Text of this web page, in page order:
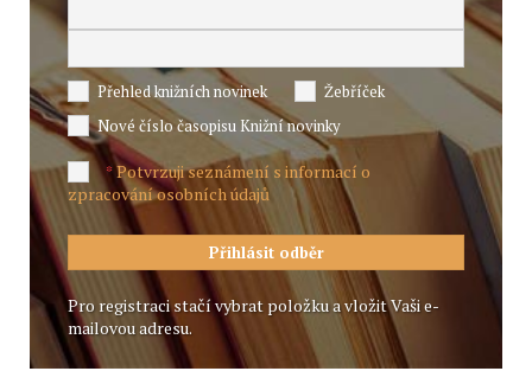
Přehled knižních novinek
Žebříček
Nové číslo časopisu Knižní novinky
*Potvrzuji seznámení s informací o
zpracování osobních údajů
Pro registraci stačí vybrat položku a vložit Vaši e-
mailovou adresu.